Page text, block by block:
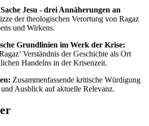
Jesu - drei Annäherungen an
der theologischen Verortung von Ragaz
und Wirkens.
Grundlinien im Werk der Krise:
Verständnis der Geschichte als Ort
Handelns in der Krisenzeit.
Zusammenfassende kritische Würdigung
Ausblick auf aktuelle Relevanz.